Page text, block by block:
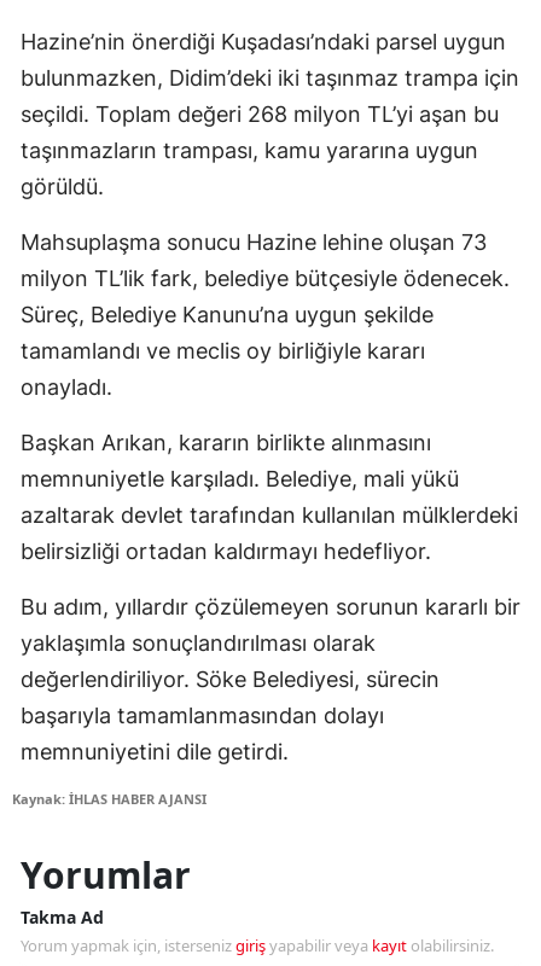
Hazine’nin önerdiği Kuşadası’ndaki parsel uygun
bulunmazken, Didim’deki iki taşınmaz trampa için
seçildi. Toplam değeri 268 milyon TL’yi aşan bu
taşınmazların trampası, kamu yararına uygun
görüldü.
Mahsuplaşma sonucu Hazine lehine oluşan 73
milyon TL’lik fark, belediye bütçesiyle ödenecek.
Süreç, Belediye Kanunu’na uygun şekilde
tamamlandı ve meclis oy birliğiyle kararı
onayladı.
Başkan Arıkan, kararın birlikte alınmasını
memnuniyetle karşıladı. Belediye, mali yükü
azaltarak devlet tarafından kullanılan mülklerdeki
belirsizliği ortadan kaldırmayı hedefliyor.
Bu adım, yıllardır çözülemeyen sorunun kararlı bir
yaklaşımla sonuçlandırılması olarak
değerlendiriliyor. Söke Belediyesi, sürecin
başarıyla tamamlanmasından dolayı
memnuniyetini dile getirdi.
Kaynak: İHLAS HABER AJANSI
Yorumlar
Takma Ad
Yorum yapmak için, istersenizgirişyapabilir veya kayıt olabilirsiniz.